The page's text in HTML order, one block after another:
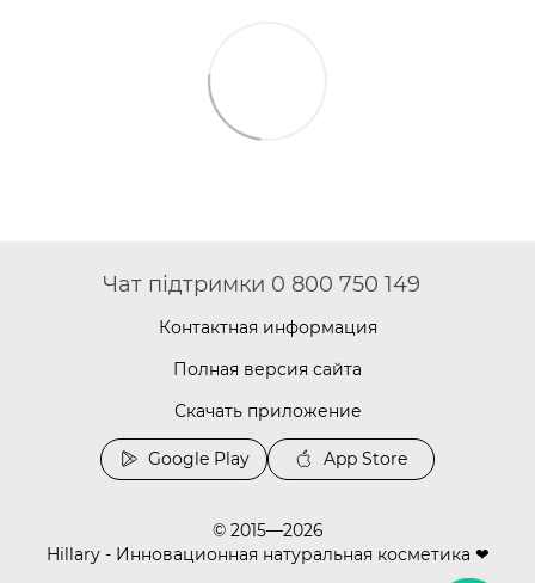
Чат підтримки 0 800 750 149
Контактная информация
Полная версия сайта
Скачать приложение
Google Play App Store
© 2015—2026
Hillary - Инновационная натуральная косметика ❤